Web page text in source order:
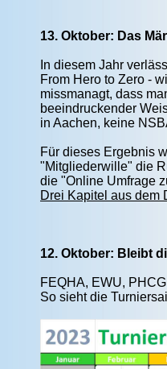
13. Oktober: Das
In diesem Jahr
From Hero to Zero -
missmanagt, dass
beeindruckender
in Aachen, keine
Für dieses Ergebnis
"Mitgliederwille" die
die "Online Umfrage
Drei Kapitel aus dem
12. Oktober: Bleibt
FEQHA, EWU,
So sieht die